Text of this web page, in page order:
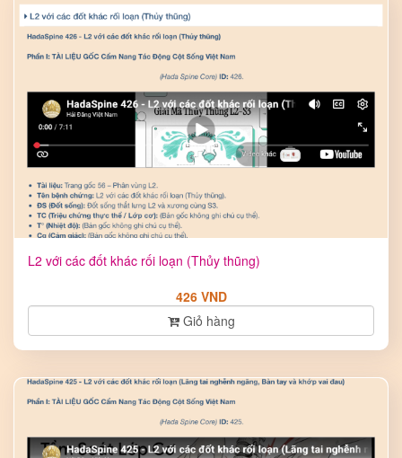
L2 với các đốt khác rối loạn (Thủy thũng)
426 VND
Giỏ hàng